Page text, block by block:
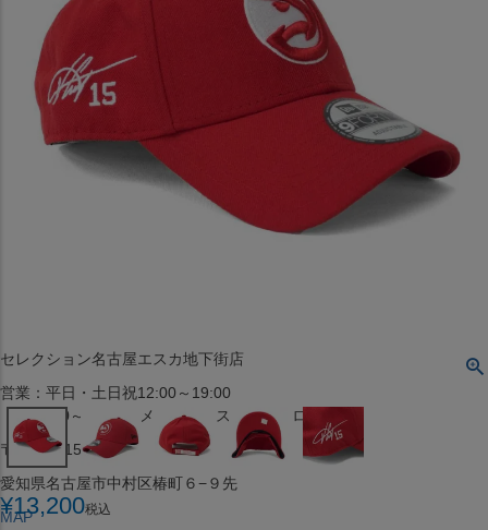
SHOP
BLOG
JR水道橋駅西口店
営業：土・日・祝日のみ 12:00-18:00
セレクション名古屋エスカ地下街店
営業：平日・土日祝12:00～19:00
（※15:00～16:00はメンテナンスのためクローズ）
〒453-0015
愛知県名古屋市中村区椿町６−９先
MAP
¥13,200税込